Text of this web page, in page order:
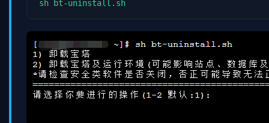
sh bt-uninstall.sh